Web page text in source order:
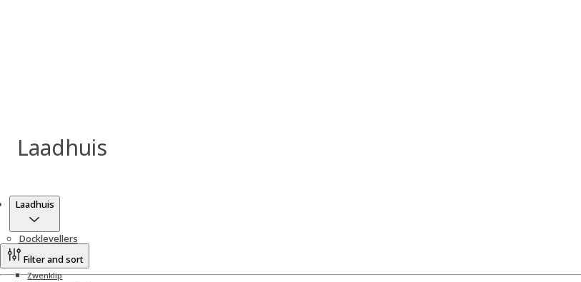
Laadhuis
Laadhuis
Docklevellers
Zwenklip
Filter and sort